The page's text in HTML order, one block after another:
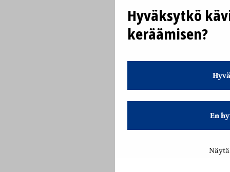
Hyväksytkö
keräämisen?
En